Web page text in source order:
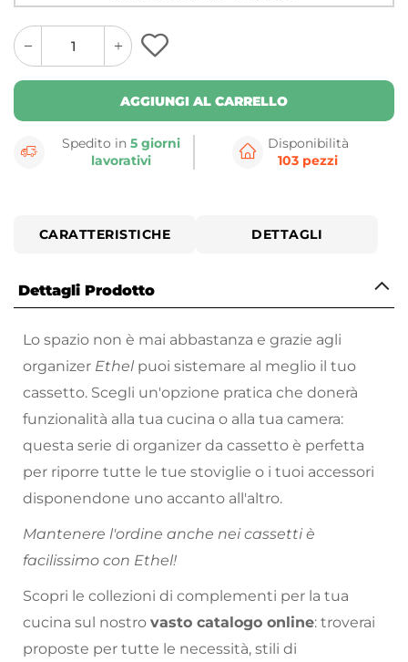
quantity
button
quantity
minus
button
AGGIUNGI AL CARRELLO
Spedito in5 giorni
lavorativi
Disponibilità
103 pezzi
CARATTERISTICHE DETTAGLI
Dettagli Prodotto
Lo spazio non è mai abbastanza e grazie agli
organizer Ethel puoi sistemare al meglio il tuo
cassetto. Scegli un'opzione pratica che donerà
funzionalità alla tua cucina o alla tua camera:
questa serie di organizer da cassetto è perfetta
per riporre tutte le tue stoviglie o i tuoi accessori
disponendone uno accanto all'altro.
Mantenere l'ordine anche nei cassetti è
facilissimo con Ethel!
Scopri le collezioni di complementi per la tua
cucina sul nostro vasto catalogo online: troverai
proposte per tutte le necessità, stili di